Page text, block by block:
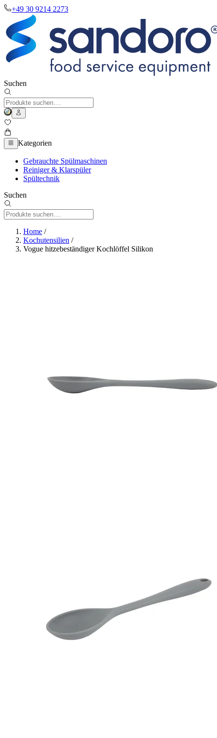
+49 30 9214 2273
Suchen
Kategorien
Gebrauchte Spülmaschinen
Reiniger & Klarspüler
Spültechnik
Suchen
Home /
Kochutensilien /
Vogue hitzebeständiger Kochlöffel Silikon